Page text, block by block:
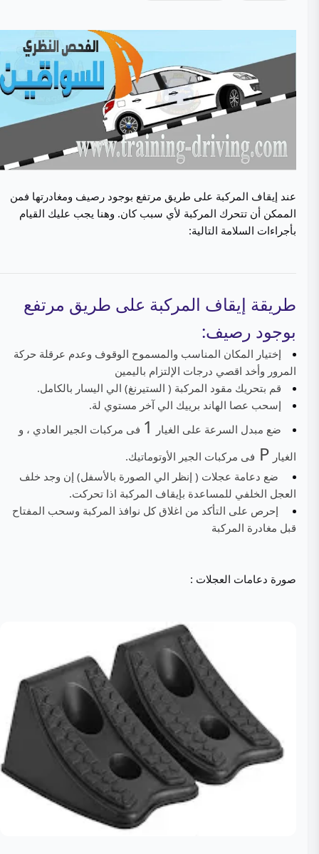
عند إيقاف المركبة على طريق مرتفع بوجود رصيف ومغادرتها فمن
الممكن أن تتحرك المركبة لأي سبب كان. وهنا يجب عليك القيام
بأجراءات السلامة التالية:
طريقة إيقاف المركبة على طريق مرتفع
بوجود رصيف:
إختيار المكان المناسب والمسموح الوقوف وعدم عرقلة حركة
المرور وأخد اقصي درجات الإلتزام باليمين
قم بتحريك مقود المركبة ( الستيرنغ) الي اليسار بالكامل.
إسحب عصا الهاند برييك الي آخر مستوي لة.
ضع مبدل السرعة على الغيار
1 فى مركبات الجير العادي ، و
الغيار P فى مركبات الجير الأوتوماتيك.
ضع دعامة عجلات ( إنظر الي الصورة بالأسفل) إن وجد خلف
العجل الخلفي للمساعدة بإيقاف المركبة اذا تحركت.
إحرص على التأكد من اغلاق كل نوافذ المركبة وسحب المفتاح
قبل مغادرة المركبة
صورة دعامات العجلات :